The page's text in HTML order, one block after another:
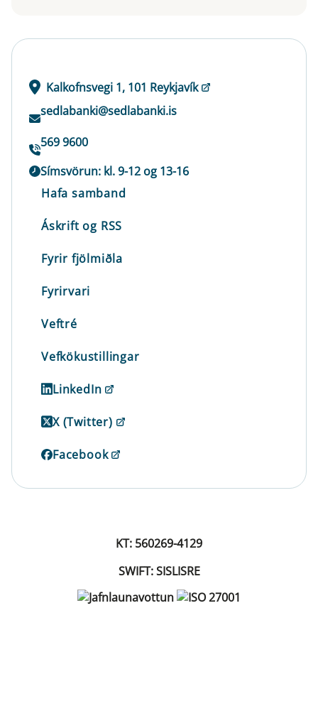
Kalkofnsvegi 1, 101 Reykjavík
sedlabanki@sedlabanki.is
569 9600
Símsvörun: kl. 9-12 og 13-16
Hafa samband
Áskrift og RSS
Fyrir fjölmiðla
Fyrirvari
Veftré
Vefkökustillingar
LinkedIn
X (Twitter)
Facebook
KT: 560269-4129
SWIFT: SISLISRE